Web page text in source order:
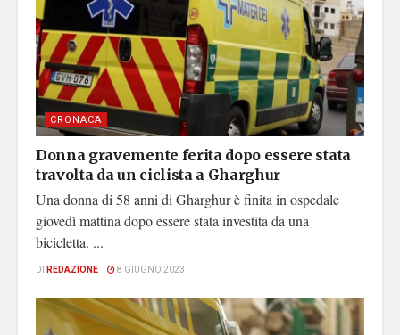
CRONACA
Donna gravemente ferita dopo essere stata
travolta da un ciclista a Gharghur
Una donna di 58 anni di Gharghur è finita in ospedale
giovedì mattina dopo essere stata investita da una
bicicletta. ...
DI REDAZIONE 8 GIUGNO 2023